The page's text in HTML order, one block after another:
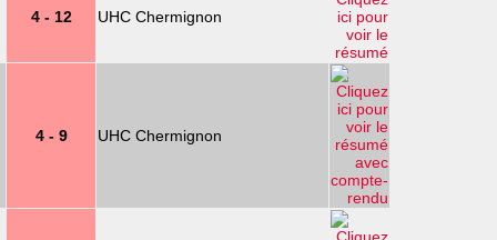
4 - 12 UHC Chermignon
4 - 9 UHC Chermignon